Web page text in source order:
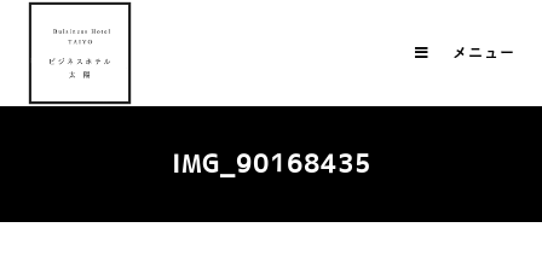
メニュー
IMG_90168435